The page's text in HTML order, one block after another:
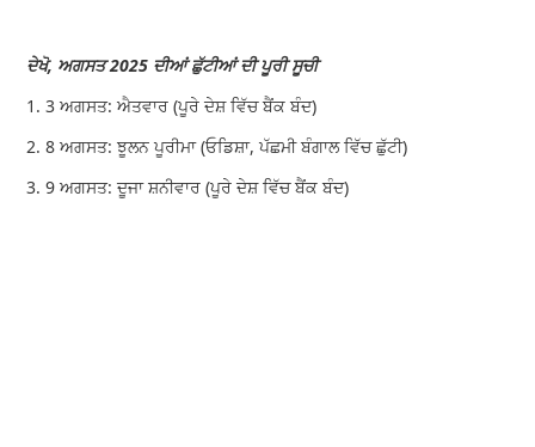
ਦੇਖੋ, ਅਗਸਤ 2025 ਦੀਆਂ ਛੁੱਟੀਆਂ ਦੀ ਪੂਰੀ ਸੂਚੀ
1. 3 ਅਗਸਤ: ਐਤਵਾਰ (ਪੂਰੇ ਦੇਸ਼ ਵਿੱਚ ਬੈਂਕ ਬੰਦ)
2. 8 ਅਗਸਤ: ਝੂਲਨ ਪੂਰੀਮਾ (ਓਡਿਸ਼ਾ, ਪੱਛਮੀ ਬੰਗਾਲ ਵਿੱਚ ਛੁੱਟੀ)
3. 9 ਅਗਸਤ: ਦੂਜਾ ਸ਼ਨੀਵਾਰ (ਪੂਰੇ ਦੇਸ਼ ਵਿੱਚ ਬੈਂਕ ਬੰਦ)